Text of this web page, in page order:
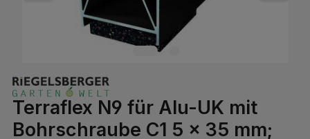
Terraflex N9 für Alu-UK mit
Bohrschraube C1 5 × 35 mm;